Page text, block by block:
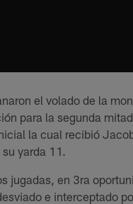
el volado de la
para la segunda
la cual recibió
yarda 11.
jugadas, en 3ra
e interceptado